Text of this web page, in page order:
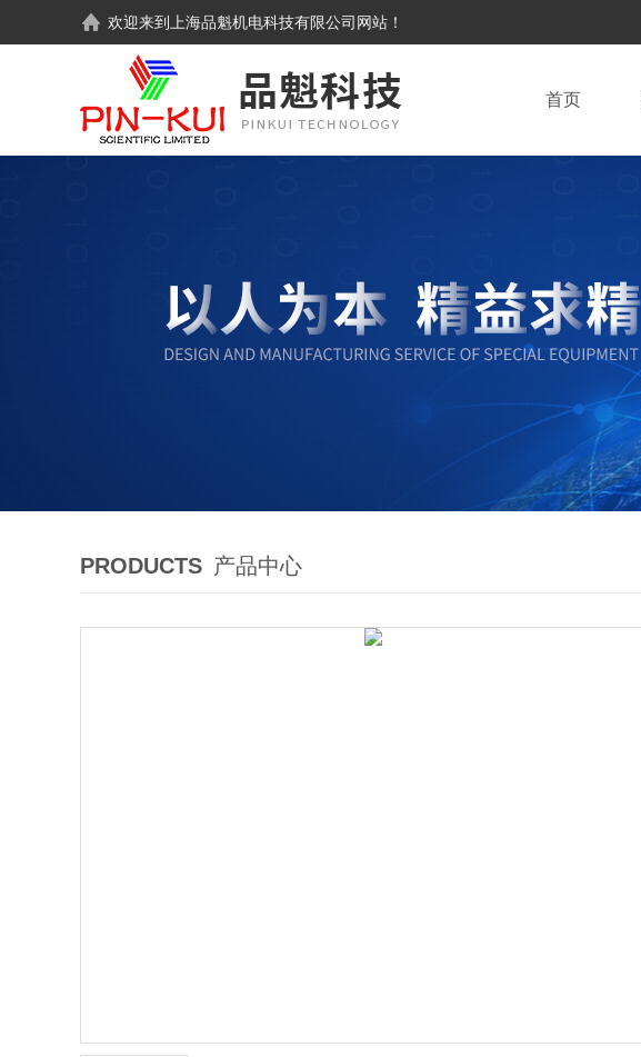
欢迎来到 上海品魁机电科技有限公司 网站！
首页
PRODUCTS 产品中心